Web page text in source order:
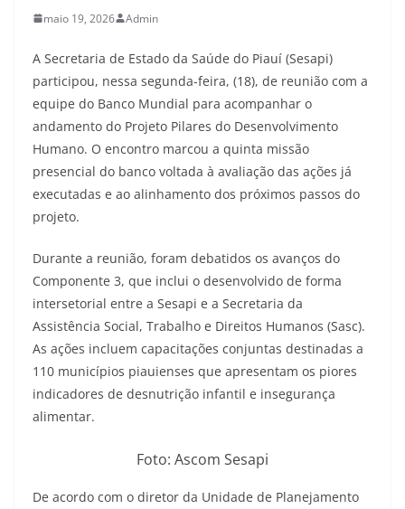
maio 19, 2026 Admin
A Secretaria de Estado da Saúde do Piauí (Sesapi)
participou, nessa segunda-feira, (18), de reunião com a
equipe do Banco Mundial para acompanhar o
andamento do Projeto Pilares do Desenvolvimento
Humano. O encontro marcou a quinta missão
presencial do banco voltada à avaliação das ações já
executadas e ao alinhamento dos próximos passos do
projeto.
Durante a reunião, foram debatidos os avanços do
Componente 3, que inclui o desenvolvido de forma
intersetorial entre a Sesapi e a Secretaria da
Assistência Social, Trabalho e Direitos Humanos (Sasc).
As ações incluem capacitações conjuntas destinadas a
110 municípios piauienses que apresentam os piores
indicadores de desnutrição infantil e insegurança
alimentar.
Foto: Ascom Sesapi
De acordo com o diretor da Unidade de Planejamento